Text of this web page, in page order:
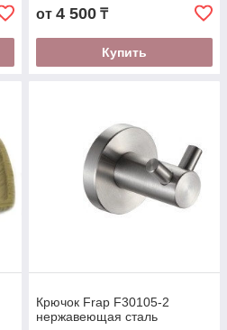
от 4 500 ₸
Купить
Крючок Frap F30105-2
нержавеющая сталь